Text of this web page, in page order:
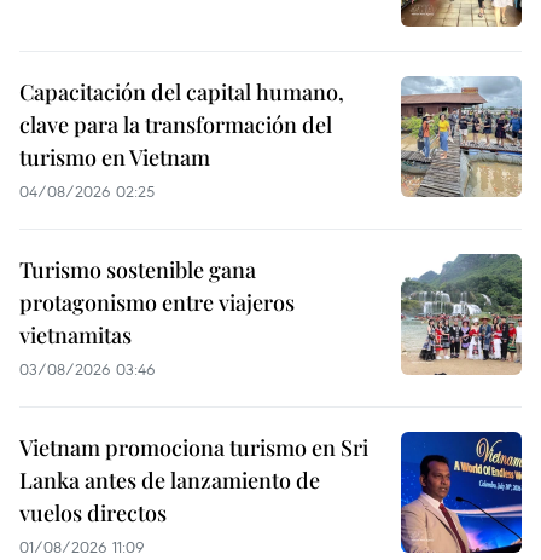
Capacitación del capital humano,
clave para la transformación del
turismo en Vietnam
04/08/2026 02:25
Turismo sostenible gana
protagonismo entre viajeros
vietnamitas
03/08/2026 03:46
Vietnam promociona turismo en Sri
Lanka antes de lanzamiento de
vuelos directos
01/08/2026 11:09